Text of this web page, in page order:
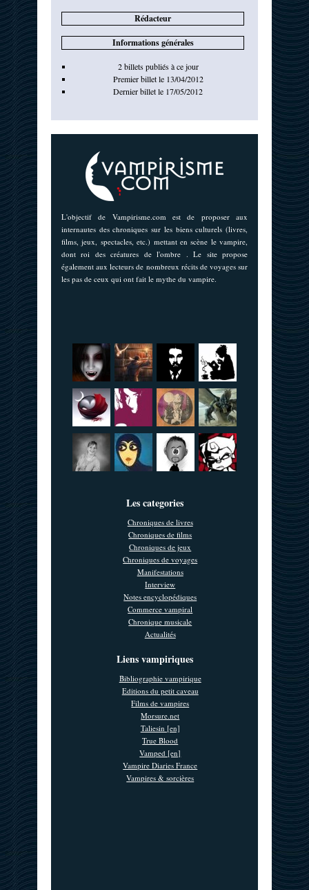
Rédacteur
Informations générales
2 billets publiés à ce jour
Premier billet le 13/04/2012
Dernier billet le 17/05/2012
L'objectif de Vampirisme.com est de proposer aux
internautes des chroniques sur les biens culturels (livres,
films, jeux, spectacles, etc.) mettant en scène le vampire,
dont roi des créatures de l'ombre . Le site propose
également aux lecteurs de nombreux récits de voyages sur
les pas de ceux qui ont fait le mythe du vampire.
Les categories
Chroniques de livres
Chroniques de films
Chroniques de jeux
Chroniques de voyages
Manifestations
Interview
Notes encyclopédiques
Commerce vampiral
Chronique musicale
Actualités
Liens vampiriques
Bibliographie vampirique
Editions du petit caveau
Films de vampires
Morsure.net
Taliesin [en]
True Blood
Vamped [en]
Vampire Diaries France
Vampires & sorcières